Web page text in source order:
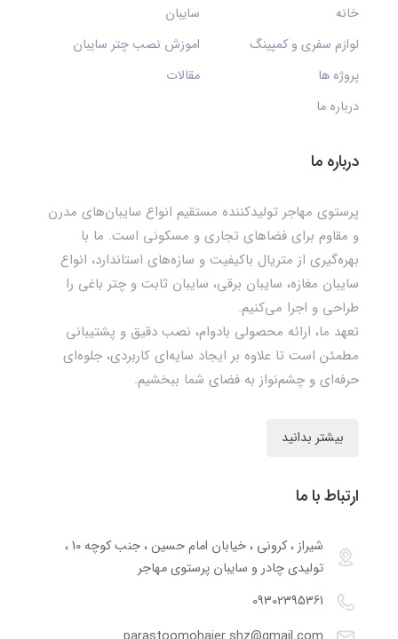
خانه
سایبان
لوازم سفری و کمپینگ
اموزش نصب چتر سایبان
پروژه ها
مقالات
درباره ما
درباره ما
پرستوی مهاجر تولیدکننده مستقیم انواع سایبان‌های مدرن
و مقاوم برای فضاهای تجاری و مسکونی است. ما با
بهره‌گیری از متریال باکیفیت و سازه‌های استاندارد، انواع
سایبان مغازه، سایبان برقی، سایبان ثابت و چتر باغی را
طراحی و اجرا می‌کنیم.
تعهد ما، ارائه محصولی بادوام، نصب دقیق و پشتیبانی
مطمئن است تا علاوه بر ایجاد سایه‌ای کاربردی، جلوه‌ای
حرفه‌ای و چشم‌نواز به فضای شما ببخشیم.
بیشتر بدانید
ارتباط با ما
شیراز ، کرونی ، خیابان امام حسین ، جنب کوچه 10 ،
تولیدی چادر و سایبان پرستوی مهاجر
09302395361